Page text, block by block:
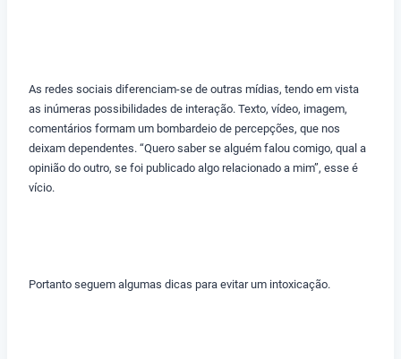
As redes sociais diferenciam-se de outras mídias, tendo em vista
as inúmeras possibilidades de interação. Texto, vídeo, imagem,
comentários formam um bombardeio de percepções, que nos
deixam dependentes. “Quero saber se alguém falou comigo, qual a
opinião do outro, se foi publicado algo relacionado a mim”, esse é
vício.
Portanto seguem algumas dicas para evitar um intoxicação.